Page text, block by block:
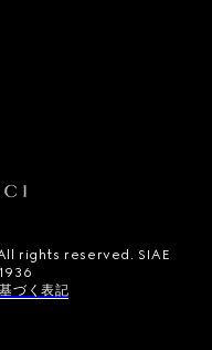
rights reserved. SIAE
づく表記